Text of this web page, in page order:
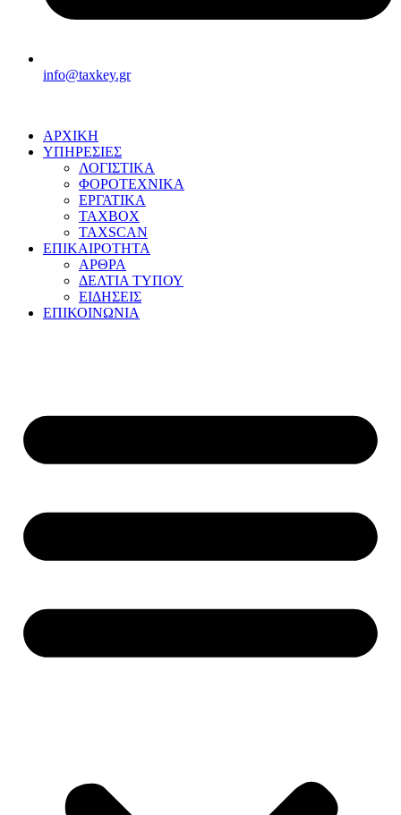
info@taxkey.gr
ΑΡΧΙΚΗ
ΥΠΗΡΕΣΙΕΣ
ΛΟΓΙΣΤΙΚΑ
ΦΟΡΟΤΕΧΝΙΚΑ
ΕΡΓΑΤΙΚΑ
TAXBOX
TAXSCAN
ΕΠΙΚΑΙΡΟΤΗΤΑ
ΑΡΘΡΑ
ΔΕΛΤΙΑ ΤΥΠΟΥ
ΕΙΔΗΣΕΙΣ
ΕΠΙΚΟΙΝΩΝΙΑ